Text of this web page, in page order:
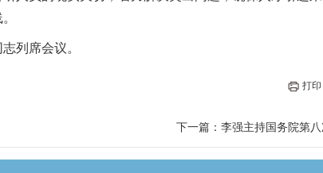
列席会议。
打印
下一篇：李强主持国务院第